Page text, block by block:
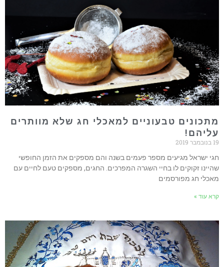
מתכונים טבעוניים למאכלי חג שלא מוותרים
עליהם!
19 בנובמבר 2019
חגי ישראל מגיעים מספר פעמים בשנה והם מספקים את הזמן החופשי
שהיינו זקוקים לו בחיי השגרה המפרכים. החגים, מספקים טעם לחיים עם
מאכלי חג מפורסמים
קרא עוד »